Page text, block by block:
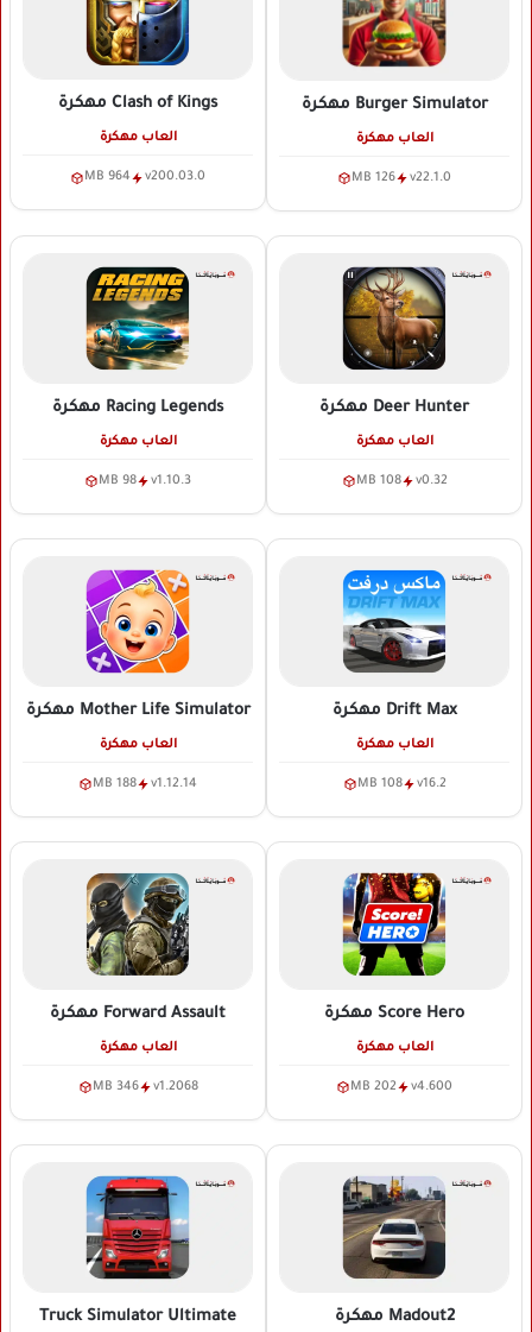
Burger Simulator مهكرة
العاب مهكرة
v22.1.0
126 MB
Clash of Kings مهكرة
العاب مهكرة
v200.03.0
964 MB
Deer Hunter مهكرة
العاب مهكرة
v0.32
108 MB
Racing Legends مهكرة
العاب مهكرة
v1.10.3
98 MB
Drift Max مهكرة
العاب مهكرة
v16.2
108 MB
Mother Life Simulator مهكرة
العاب مهكرة
v1.12.14
188 MB
Score Hero مهكرة
العاب مهكرة
v4.600
202 MB
Forward Assault مهكرة
العاب مهكرة
v1.2068
346 MB
Madout2 مهكرة
Truck Simulator Ultimate